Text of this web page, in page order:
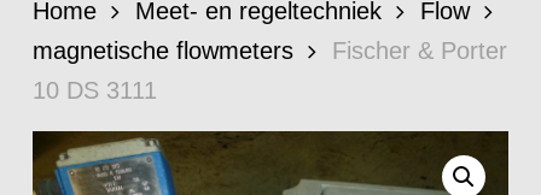
Home Meet- en regeltechniek
Flow
magnetische flowmeters
Fischer & Porter
10 DS 3111